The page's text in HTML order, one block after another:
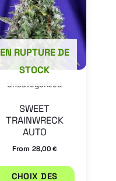
Uncategorized
EN RUPTURE DE
STOCK
SWEET
TRAINWRECK
AUTO
From 28,00€
CHOIX DES
a
Les